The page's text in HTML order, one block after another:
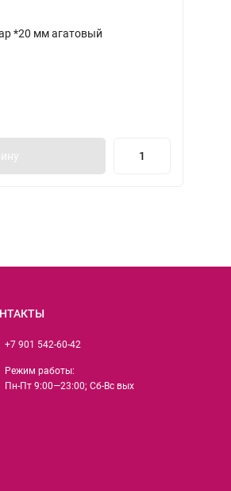
*20 мм агатовый
+7 901 542-60-42
Режим работы:
Пн-Пт 9:00—23:00; Сб-Вс вых